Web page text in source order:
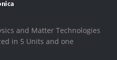
and Matter Technologies
in 5 Units and one